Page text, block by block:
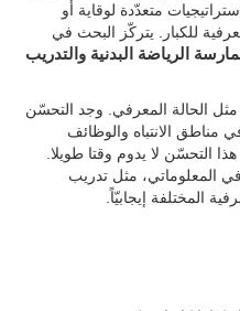
متعدّدة لوقاية أو
للكبار. يتركّز البحث في
الرياضة البدنية والتدريب
الحالة المعرفي. وجد التحسّن
مناطق الانتباه والوظائف
التحسّن لا يدوم وقتا طويلا.
المعلوماتي، مثل تدريب
المختلفة إيجابيّاً.